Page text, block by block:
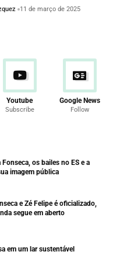
11 de março de 2025
Youtube
Subscribe
Google News
Follow
os bailes no ES e a
imagem pública
e Zé Felipe é oficializado,
segue em aberto
em um lar sustentável